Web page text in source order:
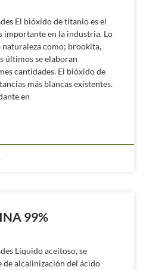
El bióxido de titanio es el
importante en la industria. Lo
como; brookita,
últimos se elaboran
cantidades. El bióxido de
más blancas existentes.
en
99%
Líquido aceitoso, se
de alcalinización del ácido